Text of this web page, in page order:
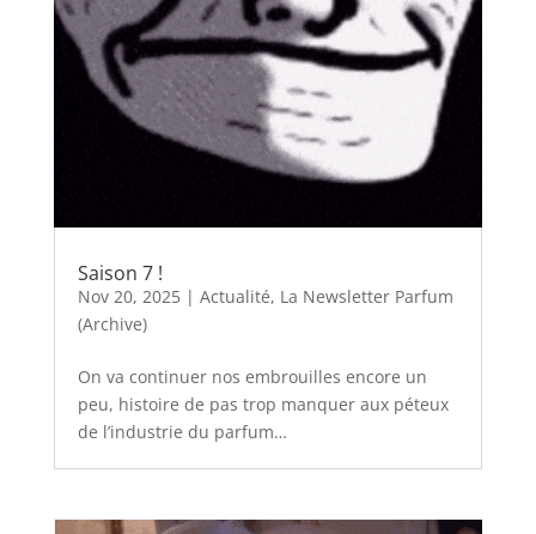
Saison 7 !
Nov 20, 2025| Actualité, La Newsletter Parfum
(Archive)
On va continuer nos embrouilles encore un
peu, histoire de pas trop manquer aux péteux
de l’industrie du parfum…